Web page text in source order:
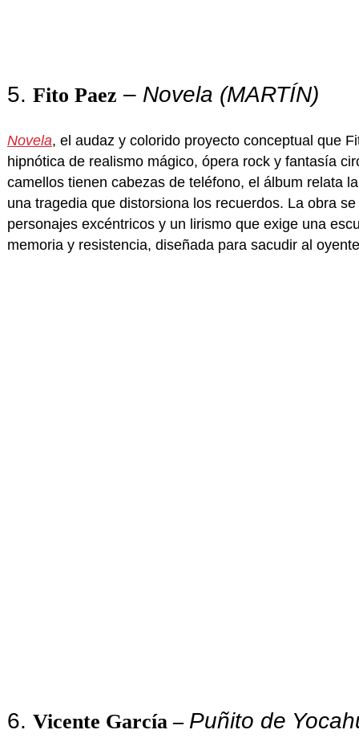
5. Fito Paez – Novela (MARTÍN)
Novela, el audaz y colorido proyecto conceptual que
hipnótica de realismo mágico, ópera rock y fantasía
camellos tienen cabezas de teléfono, el álbum relata
una tragedia que distorsiona los recuerdos. La obra
personajes excéntricos y un lirismo que exige una
memoria y resistencia, diseñada para sacudir al
6. Vicente García – Puñito de